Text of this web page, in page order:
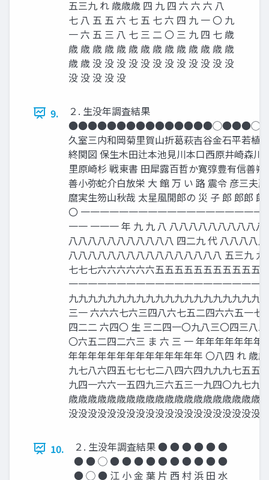
五三九 れ 歳歳歳 四 九 四 六 六 六 八
七 八 五 五 六 七 五 七 六 四 九 一 〇 九
一 六 五 三 八 七 三 二 〇 三 九 四 七 歳
歳 歳 歳 歳 歳 歳 歳 歳 歳 歳 歳 歳 歳 歳
歳 歳 没 没 没 没 没 没 没 没 没 没 没 没
没 没 没 没 没
9.
２. 生没年調査結果
久室三内和岡菊里賀山折葛萩吉谷金石平若植
終関図 保生木田辻本池見川本口西原井崎森川
里原崎杉 戦東書 田犀露百哲か寛弴豊有信善
善小弥蛇介白放栄 大 館 万 い 路 震令 彦三夫
麿実生笏山秋哉 太星風閒郎の 災 子 郎 郎郎
〇 一一一一一一一一一一一一一一一一一一一
一一 一一一 年 九 九 八 八八八八八八八八八
八八八八八八八八八八八 四二九 代 八八八八
八八八八八八八八八八八八八八八八 五三九
七七七六六六六六六五五五五五五五五五五五
一一一一一一一一一一一一一一一一一一一一
九九九九九九九九九九九九九九九九九九九九
三一 六六六七六三四八六七五二四六六五一七
四二二 六四〇 生 三二四一〇九八三〇四三八
〇六五二四二六三 ま 六 三 一 年年年年年年年
年年年年年年年年年年年年年年 〇八四 れ 歳
九七八六四五七七七二八四六四九九九七五五
九四一六六一五四九三六五三一九四〇九七九
歳歳歳歳歳歳歳歳歳歳歳歳歳歳歳歳歳歳歳歳
没没没没没没没没没没没没没没没没没没没没
10.
２. 生没年調査結果 ● ● ● ● ● ●
● ● ◯ ● ● ● ● ● ● ● ● ● ●
● ◯ ● 江 小 金 葉 片 西 村 浜 田 水